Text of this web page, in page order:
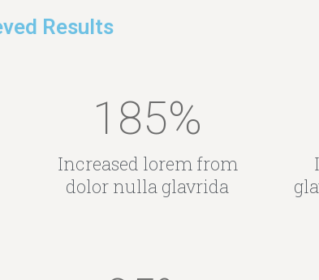
Results
185%
Increased lorem from
dolor nulla glavrida